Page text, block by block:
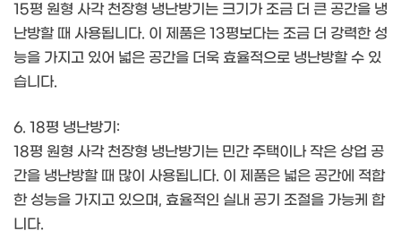
15평 원형 사각 천장형 냉난방기는 크기가 조금 더 큰 공간을 냉
난방할 때 사용됩니다. 이 제품은 13평보다는 조금 더 강력한 성
능을 가지고 있어 넓은 공간을 더욱 효율적으로 냉난방할 수 있
습니다.
6. 18평 냉난방기:
18평 원형 사각 천장형 냉난방기는 민간 주택이나 작은 상업 공
간을 냉난방할 때 많이 사용됩니다. 이 제품은 넓은 공간에 적합
한 성능을 가지고 있으며, 효율적인 실내 공기 조절을 가능케 합
니다.